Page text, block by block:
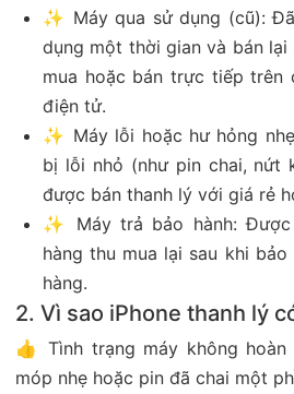
✨ Máy qua sử dụng (cũ):
dụng một thời gian và bán
mua hoặc bán trực tiếp trên
điện tử.
✨ Máy lỗi hoặc hư hỏng
bị lỗi nhỏ (như pin chai, nứt
được bán thanh lý với giá rẻ
✨ Máy trả bảo hành:
hàng thu mua lại sau khi
hàng.
2. Vì sao iPhone thanh lý
👍 Tình trạng máy không
móp nhẹ hoặc pin đã chai một